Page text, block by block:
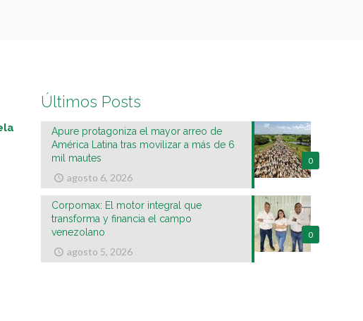
Últimos Posts
0
Apure protagoniza el mayor arreo de
América Latina tras movilizar a más de 6
mil mautes
agosto 6, 2026
0
Corpomax: El motor integral que
transforma y financia el campo
venezolano
agosto 5, 2026